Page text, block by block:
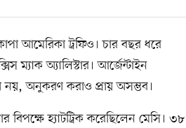
আমেরিকা ট্রফিও। চার বছর ধরে
ম্যাক অ্যালিস্টার। আর্জেন্টাইন
নয়, অনুকরণ করাও প্রায় অসম্ভব।
বিপক্ষে হ্যাটট্রিক করেছিলেন মেসি। ৩৮